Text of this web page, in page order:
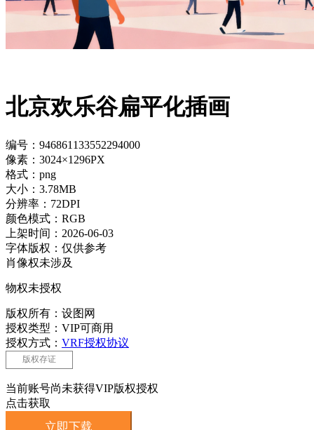
北京欢乐谷扁平化插画
编号：946861133552294000
像素：3024×1296PX
格式：png
大小：3.78MB
分辨率：72DPI
颜色模式：RGB
上架时间：2026-06-03
字体版权：仅供参考
肖像权未涉及
物权未授权
版权所有：设图网
授权类型：VIP可商用
授权方式： VRF授权协议
版权存证
当前账号尚未获得VIP版权授权
点击获取
立即下载